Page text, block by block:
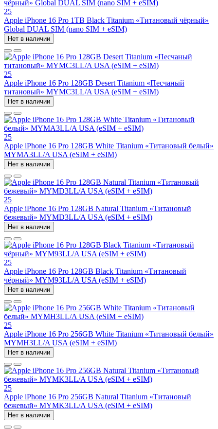
25
Apple iPhone 16 Pro 1TB Black Titanium «Титановый чёрный»
Global DUAL SIM (nano SIM + eSIM)
Нет в наличии
25
Apple iPhone 16 Pro 128GB Desert Titanium «Песчаный
титановый» MYMC3LL/A USA (eSIM + eSIM)
Нет в наличии
25
Apple iPhone 16 Pro 128GB White Titanium «Титановый белый»
MYMA3LL/A USA (eSIM + eSIM)
Нет в наличии
25
Apple iPhone 16 Pro 128GB Natural Titanium «Tитановый
бежевый» MYMD3LL/A USA (eSIM + eSIM)
Нет в наличии
25
Apple iPhone 16 Pro 128GB Black Titanium «Титановый
чёрный» MYM93LL/A USA (eSIM + eSIM)
Нет в наличии
25
Apple iPhone 16 Pro 256GB White Titanium «Титановый белый»
MYMH3LL/A USA (eSIM + eSIM)
Нет в наличии
25
Apple iPhone 16 Pro 256GB Natural Titanium «Tитановый
бежевый» MYMK3LL/A USA (eSIM + eSIM)
Нет в наличии